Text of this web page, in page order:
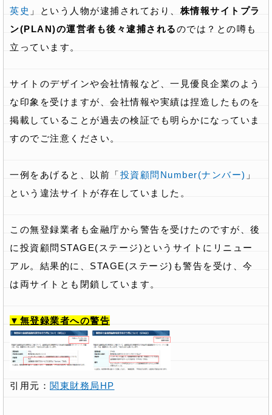
英史 」という人物が逮捕されており、 株情報サイトプラ
ン(PLAN)の運営者も後々逮捕されるのでは？との噂も
立っています。
サイトのデザインや会社情報など、一見優良企業のよう
な印象を受けますが、会社情報や実績は捏造したものを
掲載していることが過去の検証でも明らかになっていま
すのでご注意ください。
一例をあげると、以前「投資顧問Number(ナンバー) 」
という違法サイトが存在していました。
この無登録業者も金融庁から警告を受けたのですが、後
に投資顧問STAGE(ステージ)というサイトにリニュー
アル。結果的に、STAGE(ステージ)も警告を受け、今
は両サイトとも閉鎖しています。
▼無登録業者への警告
引用元： 関東財務局HP